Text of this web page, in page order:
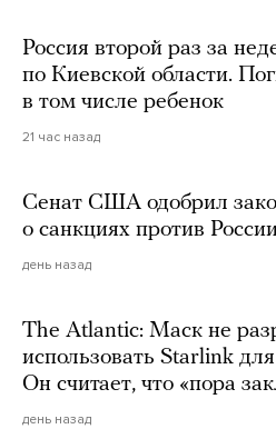
Россия второй раз за
по Киевской области.
в том числе ребенок
21 час назад
Сенат США одобрил
о санкциях против
день назад
The Atlantic: Маск не
использовать Starlink
Он считает, что «пора
день назад